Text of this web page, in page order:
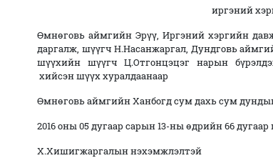
иргэний
Өмнөговь аймгийн Эрүү, Иргэний хэргийн
даргалж, шүүгч Н.Насанжаргал, Дундговь
шүүхийн шүүгч Ц.Отгонцэцэг нарын
хийсэн шүүх хуралдаанаар
Өмнөговь аймгийн Ханбогд сум дахь сум
2016 оны 05 дугаар сарын 13-ны өдрийн 66
Х.Хишигжаргалын нэхэмжлэлтэй